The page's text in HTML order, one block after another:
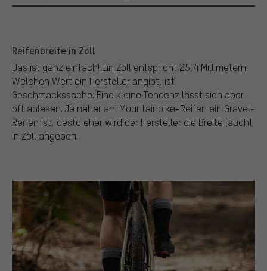
Reifenbreite in Zoll
Das ist ganz einfach! Ein Zoll entspricht 25,4 Millimetern.
Welchen Wert ein Hersteller angibt, ist
Geschmackssache. Eine kleine Tendenz lässt sich aber
oft ablesen. Je näher am Mountainbike-Reifen ein Gravel-
Reifen ist, desto eher wird der Hersteller die Breite (auch)
in Zoll angeben.